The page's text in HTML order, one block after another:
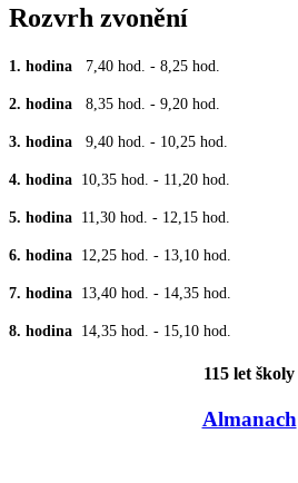
Rozvrh zvonění
1. hodina 7,40 hod. - 8,25 hod.
2. hodina 8,35 hod. - 9,20 hod.
3. hodina 9,40 hod. - 10,25 hod.
4. hodina 10,35 hod. - 11,20 hod.
5. hodina 11,30 hod. - 12,15 hod.
6. hodina 12,25 hod. - 13,10 hod.
7. hodina 13,40 hod. - 14,35 hod.
8. hodina 14,35 hod. - 15,10 hod.
115 let školy
Almanach